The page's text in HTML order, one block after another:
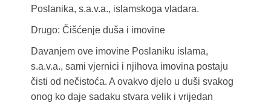
Poslanika, s.a.v.a., islamskoga vladara.
Drugo: Čišćenje duša i imovine
Davanjem ove imovine Poslaniku islama,
s.a.v.a., sami vjernici i njihova imovina postaju
čisti od nečistoća. A ovakvo djelo u duši svakog
onog ko daje sadaku stvara velik i vrijedan